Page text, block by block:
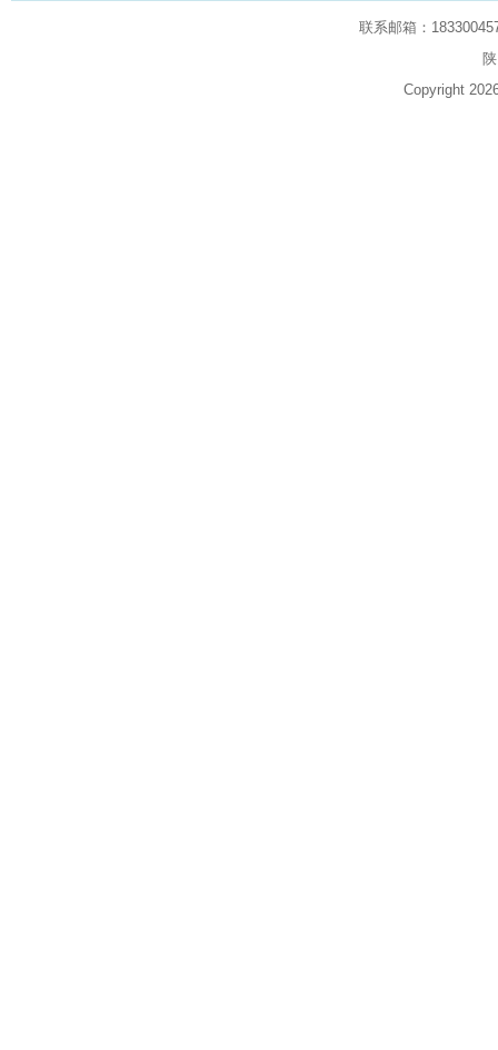
联系邮箱：
Copyright